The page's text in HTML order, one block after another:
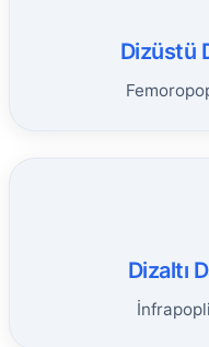
Dizüstü
Dizaltı